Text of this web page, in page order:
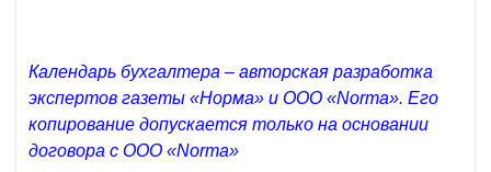
Календарь бухгалтера – авторская разработка
экспертов газеты «Норма» и ООО «Norma». Его
копирование допускается только на основании
договора с ООО «Norma»